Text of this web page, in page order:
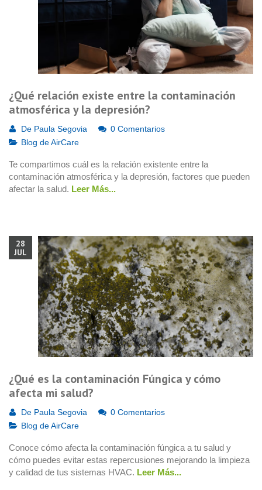
¿Qué relación existe entre la contaminación
atmosférica y la depresión?
De Paula Segovia
0 Comentarios
Blog de AirCare
Te compartimos cuál es la relación existente entre la
contaminación atmosférica y la depresión, factores que pueden
afectar la salud. Leer Más...
28
JUL
¿Qué es la contaminación Fúngica y cómo
afecta mi salud?
De Paula Segovia
0 Comentarios
Blog de AirCare
Conoce cómo afecta la contaminación fúngica a tu salud y
cómo puedes evitar estas repercusiones mejorando la limpieza
y calidad de tus sistemas HVAC. Leer Más...